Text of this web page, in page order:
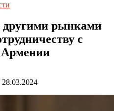
рынками
с
28.03.2024